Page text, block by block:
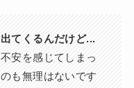
てくるんだけど...
安を感じてしまっ
も無理はないです